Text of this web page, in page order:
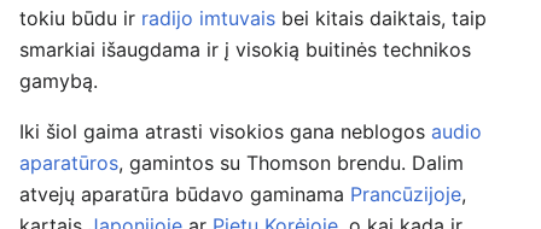
tokiu būdu ir radijo imtuvais bei kitais daiktais, taip
smarkiai išaugdama ir į visokią buitinės technikos
gamybą.
Iki šiol gaima atrasti visokios gana neblogos audio
aparatūros, gamintos su Thomson brendu. Dalim
atvejų aparatūra būdavo gaminama Prancūzijoje,